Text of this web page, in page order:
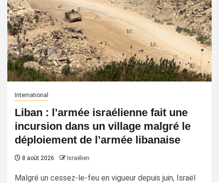
International
Liban : l’armée israélienne fait une
incursion dans un village malgré le
déploiement de l’armée libanaise
8 août 2026 Israëlien
Malgré un cessez-le-feu en vigueur depuis juin, Israël